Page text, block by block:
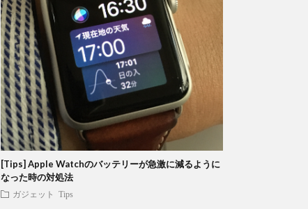
[Tips] Apple Watchのバッテリーが急激に減るように
なった時の対処法
ガジェット Tips